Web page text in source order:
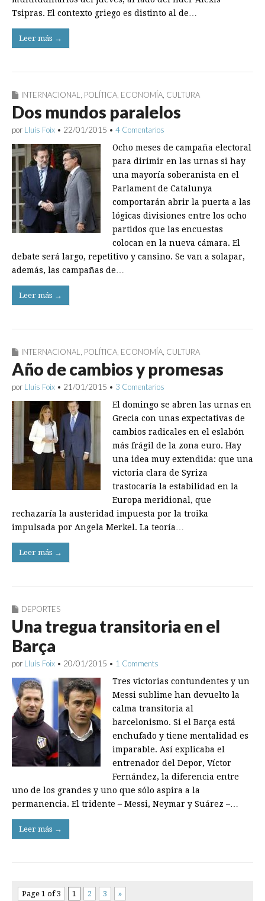
Tsipras. El contexto griego es distinto al de…
Leer más →
INTERNACIONAL, POLÍTICA, ECONOMÍA, CULTURA
Dos mundos paralelos
por Lluís Foix • 22/01/2015 • 4 Comentarios
Ocho meses de campaña electoral
para dirimir en las urnas si hay
una mayoría soberanista en el
Parlament de Catalunya
comportarán abrir la puerta a las
lógicas divisiones entre los ocho
partidos que las encuestas
colocan en la nueva cámara. El
debate será largo, repetitivo y cansino. Se van a solapar,
además, las campañas de…
Leer más →
INTERNACIONAL, POLÍTICA, ECONOMÍA, CULTURA
Año de cambios y promesas
por Lluís Foix • 21/01/2015 • 3 Comentarios
El domingo se abren las urnas en
Grecia con unas expectativas de
cambios radicales en el eslabón
más frágil de la zona euro. Hay
una idea muy extendida: que una
victoria clara de Syriza
trastocaría la estabilidad en la
Europa meridional, que
rechazaría la austeridad impuesta por la troika
impulsada por Angela Merkel. La teoría…
Leer más →
DEPORTES
Una tregua transitoria en el
Barça
por Lluís Foix • 20/01/2015 • 1 Comments
Tres victorias contundentes y un
Messi sublime han devuelto la
calma transitoria al
barcelonismo. Si el Barça está
enchufado y tiene mentalidad es
imparable. Así explicaba el
entrenador del Depor, Víctor
Fernández, la diferencia entre
uno de los grandes y uno que sólo aspira a la
permanencia. El tridente – Messi, Neymar y Suárez –…
Leer más →
Page 1 of 3 1 2 3 »